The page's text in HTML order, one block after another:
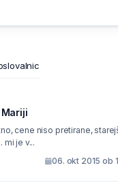
cene niso pretirane,
mi je v...
06. okt 2015 ob